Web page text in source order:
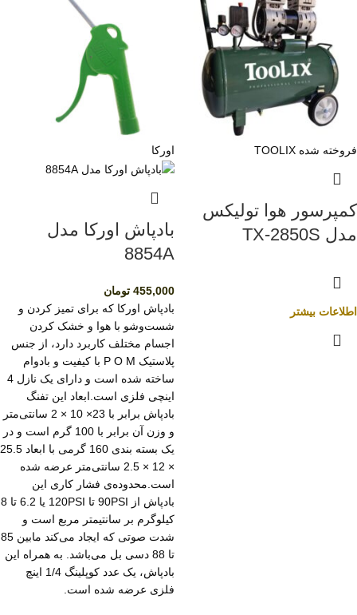
فروخته شده TOOLIX
کمپرسور هوا تولیکس
مدل TX-2850S
اطلاعات بیشتر
اورکا
بادپاش اورکا مدل
8854A
455,000 تومان
بادپاش اورکا که برای تمیز کردن و
شست‌وشو با هوا و خشک کردن
اجسام مختلف کاربرد دارد، از جنس
پلاستیک P O M با کیفیت و بادوام
ساخته شده است و دارای یک نازل 4
اینچی فلزی است.ابعاد این تفنگ
بادپاش برابر با 23× 10 × 2 سانتی‌متر
و وزن آن برابر با 100 گرم است و در
یک بسته بندی 160 گرمی با ابعاد 25.5
× 12 × 2.5 سانتی‌متر عرضه شده
است.محدوده‌ی فشار کاری این
بادپاش از 90PSI تا 120PSI یا 6.2 تا 8
کیلوگرم بر سانتیمتر مربع است و
شدت صوتی که ایجاد می‌کند مابین 85
تا 88 دسی بل می‌باشد. به همراه این
بادپاش، یک عدد کوپلینگ 1/4 اینچ
فلزی عرضه شده است.